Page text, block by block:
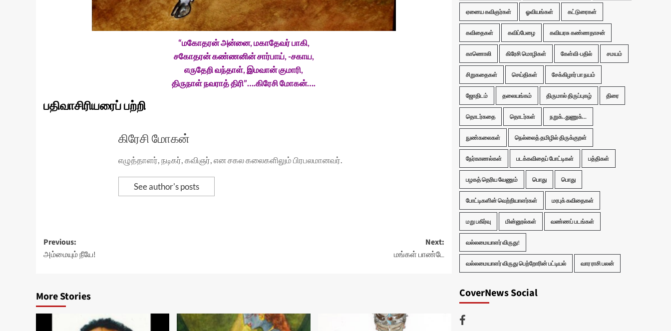
“மகோதரன் அன்னை, மகாதேவர் பாகி,
சகோதரன் கண்ணனின் சார்பாய், -சகாய,
எருதேறி வந்தாள், இமவான் குமாரி,
திருநாள் நவராத் திரி”….கிரேசி மோகன்….
பதிவாசிரியரைப் பற்றி
கிரேசி மோகன்
எழுத்தாளர், நடிகர், கவிஞர், என சகல கலைகளிலும் பிரபலமானவர்.
See author's posts
Post
navigation
Previous:
அம்மையும் நீயே!
Next:
மங்கள் பாண்டே
More Stories
ஏனைய கவிஞர்கள் ஓவியங்கள் கட்டுரைகள்
கவிதைகள் கவிப்பேழை கவியரசு கண்ணதாசன்
காணொலி கிரேசி மொழிகள் கேள்வி-பதில் சமயம்
சிறுகதைகள் செய்திகள் சேக்கிழார் பா நயம்
ஜோதிடம் தலையங்கம் திருமால் திருப்புகழ் திரை
தொடர்கதை தொடர்கள் நறுக்..துணுக்...
நுண்கலைகள் நெல்லைத் தமிழில் திருக்குறள்
நேர்காணல்கள் படக்கவிதைப் போட்டிகள் பத்திகள்
பழகத் தெரிய வேணும் பொது பொது
போட்டிகளின் வெற்றியாளர்கள் மரபுக் கவிதைகள்
மறு பகிர்வு மின்னூல்கள் வண்ணப் படங்கள்
வல்லமையாளர் விருது!
வல்லமையாளர் விருது பெற்றோரின் பட்டியல் வார ராசி பலன்
CoverNews Social
Facebook